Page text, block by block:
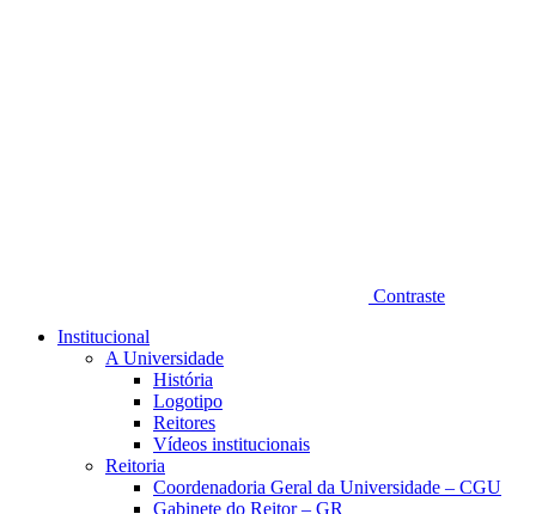
Contraste
Institucional
A Universidade
História
Logotipo
Reitores
Vídeos institucionais
Reitoria
Coordenadoria Geral da Universidade – CGU
Gabinete do Reitor – GR